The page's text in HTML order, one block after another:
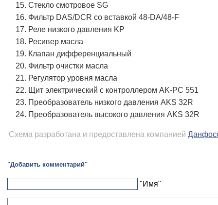
Стекло смотровое SG
Фильтр DAS/DCR со вставкой 48-DA/48-F
Реле низкого давления KP
Ресивер масла
Клапан дифференциальный
Фильтр очистки масла
Регулятор уровня масла
Щит электрический с контроллером AK-PC 551
Преобразователь низкого давления AKS 32R
Преобразователь высокого давления AKS 32R
Схема разработана и предоставлена компанией
"Добавить комментарий"
"Имя"